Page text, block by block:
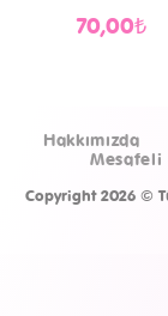
70,00₺
Hakkımızda
Mesafeli
Copyright 2026 ©